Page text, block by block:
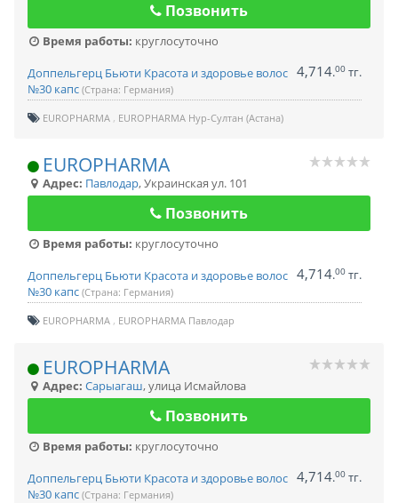
Позвонить
Время работы: круглосуточно
Доппельгерц Бьюти Красота и здоровье волос
№30 капс (Страна: Германия)
4,714.00 тг.
EUROPHARMA EUROPHARMA Нур-Султан (Астана)
EUROPHARMA
Адрес: Павлодар,Украинская ул. 101
Позвонить
Время работы: круглосуточно
Доппельгерц Бьюти Красота и здоровье волос
№30 капс (Страна: Германия)
4,714.00 тг.
EUROPHARMA EUROPHARMA Павлодар
EUROPHARMA
Адрес: Сарыагаш,улица Исмайлова
Позвонить
Время работы: круглосуточно
Доппельгерц Бьюти Красота и здоровье волос
№30 капс (Страна: Германия)
4,714.00 тг.